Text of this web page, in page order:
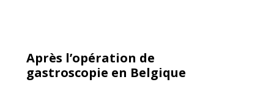
Après l’opération de
gastroscopie en Belgique